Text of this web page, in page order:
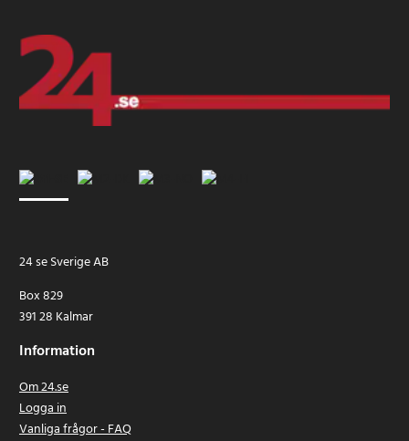
24 se Sverige AB
Box 829
391 28 Kalmar
Information
Om 24.se
Logga in
Vanliga frågor - FAQ